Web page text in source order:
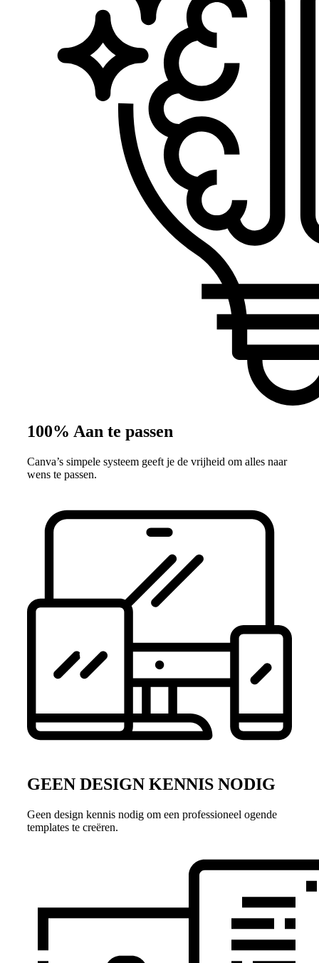
100% Aan te passen
Canva’s simpele systeem geeft je de vrijheid om alles naar
wens te passen.
GEEN DESIGN KENNIS NODIG
Geen design kennis nodig om een professioneel ogende
templates te creëren.